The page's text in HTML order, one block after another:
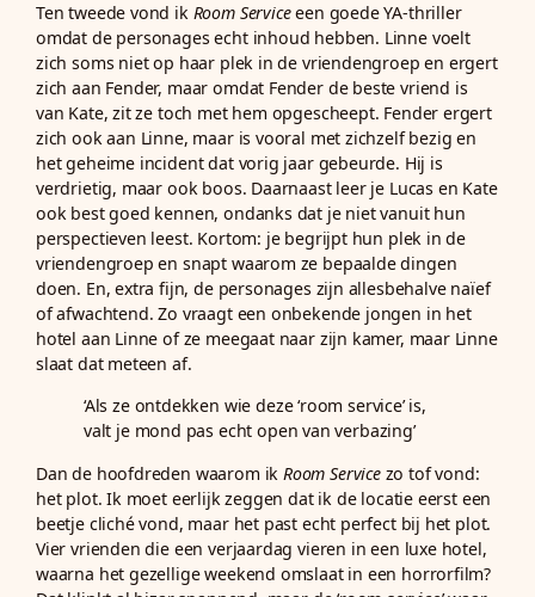
Ten tweede vond ik Room Serviceeen goede YA-thriller
omdat de personages echt inhoud hebben. Linne voelt
zich soms niet op haar plek in de vriendengroep en ergert
zich aan Fender, maar omdat Fender de beste vriend is
van Kate, zit ze toch met hem opgescheept. Fender ergert
zich ook aan Linne, maar is vooral met zichzelf bezig en
het geheime incident dat vorig jaar gebeurde. Hij is
verdrietig, maar ook boos. Daarnaast leer je Lucas en Kate
ook best goed kennen, ondanks dat je niet vanuit hun
perspectieven leest. Kortom: je begrijpt hun plek in de
vriendengroep en snapt waarom ze bepaalde dingen
doen. En, extra fijn, de personages zijn allesbehalve naïef
of afwachtend. Zo vraagt een onbekende jongen in het
hotel aan Linne of ze meegaat naar zijn kamer, maar Linne
slaat dat meteen af.
‘Als ze ontdekken wie deze ‘room service’ is,
valt je mond pas echt open van verbazing’
Dan de hoofdreden waarom ik Room Servicezo tof vond:
het plot. Ik moet eerlijk zeggen dat ik de locatie eerst een
beetje cliché vond, maar het past echt perfect bij het plot.
Vier vrienden die een verjaardag vieren in een luxe hotel,
waarna het gezellige weekend omslaat in een horrorfilm?